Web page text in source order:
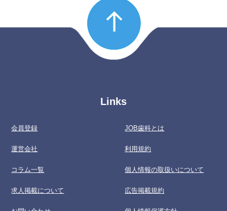
Links
会員登録
運営会社
コラム一覧
求人掲載について
JOB歯科とは
利用規約
個人情報の取扱いについて
広告掲載規約